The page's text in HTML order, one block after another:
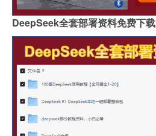
DeepSeek全套部署资料免费下载